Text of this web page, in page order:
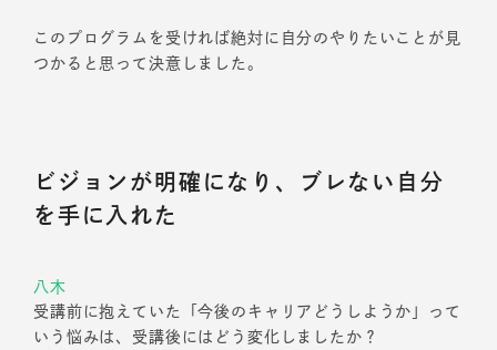
このプログラムを受ければ絶対に自分のやりたいことが見
つかると思って決意しました。
ビジョンが明確になり、ブレない自分
を手に入れた
八木
受講前に抱えていた「今後のキャリアどうしようか」って
いう悩みは、受講後にはどう変化しましたか？